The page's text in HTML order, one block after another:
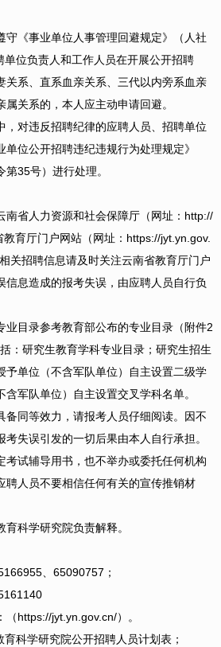
守《事业单位人事管理回避规定》（人社
位负责人和工作人员在开展公开招聘
关系、直系血亲关系、三代以内旁系血亲
关系的，本人应主动申请回避。
，对违反招聘纪律的应聘人员、招聘单位
位公开招聘违纪违规行为处理规定》
第35号）进行处理。
南省人力资源和社会保障厅（网址：http://
育厅门户网站（网址：https://jyt.yn.gov.
关招聘信息请及时关注云南省教育厅门户
信息造成的报考失误，由应聘人员自行负
业目录参考教育部公布的专业目录（附件2
：研究生教育学科专业目录；研究生招生
予单位（不含军队单位）自主设置二级学
军队单位）自主设置交叉学科名单。
备同等效力，请报考人员仔细阅读。因不
失误引发的一切后果由本人自行承担。
考试辅导用书，也不举办或委托任何机构
聘人员不要相信任何有关的宣传推销材
育科学研究院负责解释。
、65090757；
（https://jyt.yn.gov.cn/）。
科学研究院公开招聘人员计划表；